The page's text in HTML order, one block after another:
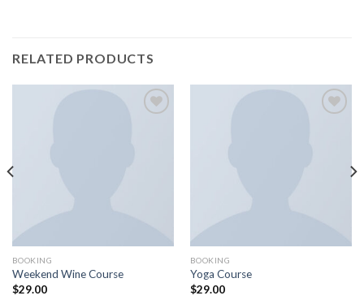
RELATED PRODUCTS
BOOKING
Weekend Wine Course
$29.00
BOOKING
Yoga Course
$29.00